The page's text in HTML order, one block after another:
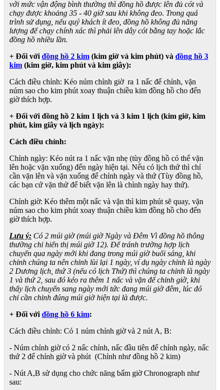
với mức vận động bình thường thì đồng hồ được lên đủ cót và
chạy được khoảng 35 - 40 giờ sau khi không đeo. Trong quá
trình sử dụng, nếu quý khách ít đeo, đồng hồ không đủ năng
lượng để chạy chính xác thì phải lên dây cót bằng tay hoặc lắc
đồng hồ nhiều lần.
+ Đối với đồng hồ 2 kim (kim giờ và kim phút) và đồng hồ 3
kim (kim giờ, kim phút và kim giây):
Cách điều chỉnh: Kéo núm chỉnh giờ ra 1 nấc để chỉnh, vặn
núm sao cho kim phút xoay thuận chiều kim đồng hồ cho đến
giờ thích hợp.
+ Đối với đồng hồ 2 kim 1 lịch và 3 kim 1 lịch (kim giờ, kim
phút, kim giây và lịch ngày):
Cách điều chỉnh:
Chỉnh ngày: Kéo nút ra 1 nấc vặn nhẹ (tùy đồng hồ có thể vặn
lên hoặc vặn xuống) đến ngày hiện tại. Nếu có lịch thứ thì chỉ
cần vặn lên và vặn xuống để chỉnh ngày và thứ (Tùy đồng hồ,
các bạn cứ vặn thử để biết vặn lên là chỉnh ngày hay thứ).
Chỉnh giờ: Kéo thêm một nấc và vặn thì kim phút sẽ quay, vặn
núm sao cho kim phút xoay thuận chiều kim đồng hồ cho đến
giờ thích hợp.
Lưu ý: Có 2 múi giờ (múi giờ Ngày và Đêm Vì đồng hồ thông
thường chỉ hiển thị múi giờ 12). Để tránh trường hợp lịch
chuyển qua ngày mới khi đang trong múi giờ buổi sáng, khi
chỉnh chúng ta nên chỉnh lùi lại 1 ngày, ví dụ ngày chỉnh là ngày
2 Dương lịch, thứ 3 (nếu có lịch Thứ) thì chúng ta chỉnh là ngày
1 và thứ 2, sau đó kéo ra thêm 1 nấc và vặn để chỉnh giờ, khi
thấy lịch chuyển sang ngày mới tức đang múi giờ đêm, lúc đó
chỉ cần chỉnh đúng múi giờ hiện tại là được.
+ Đối với đồng hồ 6 kim:
Cách điều chỉnh: Có 1 núm chỉnh giờ và 2 nút A, B:
- Núm chỉnh giờ có 2 nấc chỉnh, nấc đầu tiên để chỉnh ngày, nấc
thứ 2 để chỉnh giờ và phút (Chỉnh như đồng hồ 2 kim)
- Nút A,B sử dụng cho chức năng bấm giờ Chronograph như
sau: